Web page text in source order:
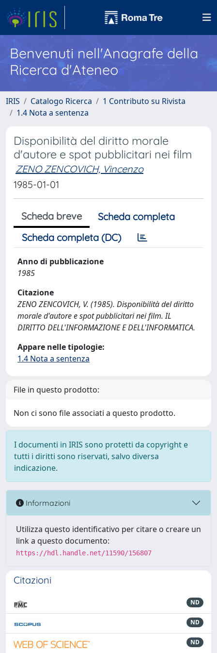
Benvenuti nell'Anagrafe della
Ricerca d'Ateneo
IRIS Catalogo Ricerca
1 Contributo su Rivista
1.4 Nota a sentenza
Disponibilità del diritto morale
d'autore e spot pubblicitari nei film
ZENO ZENCOVICH, Vincenzo
1985-01-01
Scheda breve
Scheda completa
Scheda completa (DC)
Anno di pubblicazione
1985
Citazione
ZENO ZENCOVICH, V. (1985). Disponibilità del diritto
morale d'autore e spot pubblicitari nei film. IL
DIRITTO DELL'INFORMAZIONE E DELL'INFORMATICA.
Appare nelle tipologie:
1.4 Nota a sentenza
File in questo prodotto:
Non ci sono file associati a questo prodotto.
I documenti in IRIS sono protetti da copyright e
tutti i diritti sono riservati, salvo diversa
indicazione.
Informazioni
Utilizza questo identificativo per citare o creare un
link a questo documento:
https://hdl.handle.net/11590/156807
Citazioni
ND
ND
ND